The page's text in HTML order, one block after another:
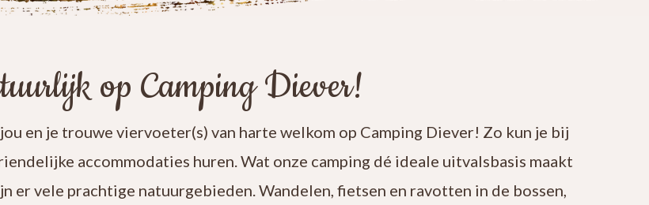
op Camping Diever!
en je trouwe viervoeter(s) van harte welkom op Camping Diever! Zo kun je bij
accommodaties huren. Wat onze camping dé ideale uitvalsbasis maakt
er vele prachtige natuurgebieden. Wandelen, fietsen en ravotten in de bossen,